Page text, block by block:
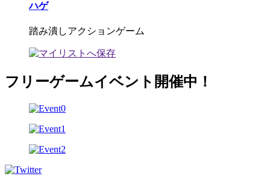
ハゲ
踏み潰しアクションゲーム
フリーゲームイベント開催中！